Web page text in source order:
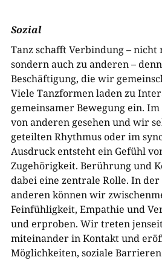
Sozial
Tanz schafft Verbindung – nicht
sondern auch zu anderen –
Beschäftigung, die wir
Viele Tanzformen laden zu
gemeinsamer Bewegung ein.
von anderen gesehen und wir
geteilten Rhythmus oder im
Ausdruck entsteht ein Gefühl
Zugehörigkeit. Berührung und
dabei eine zentrale Rolle. In
anderen können wir
Feinfühligkeit, Empathie und
und erproben. Wir treten
miteinander in Kontakt und
Möglichkeiten, soziale